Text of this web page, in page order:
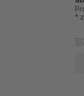
*